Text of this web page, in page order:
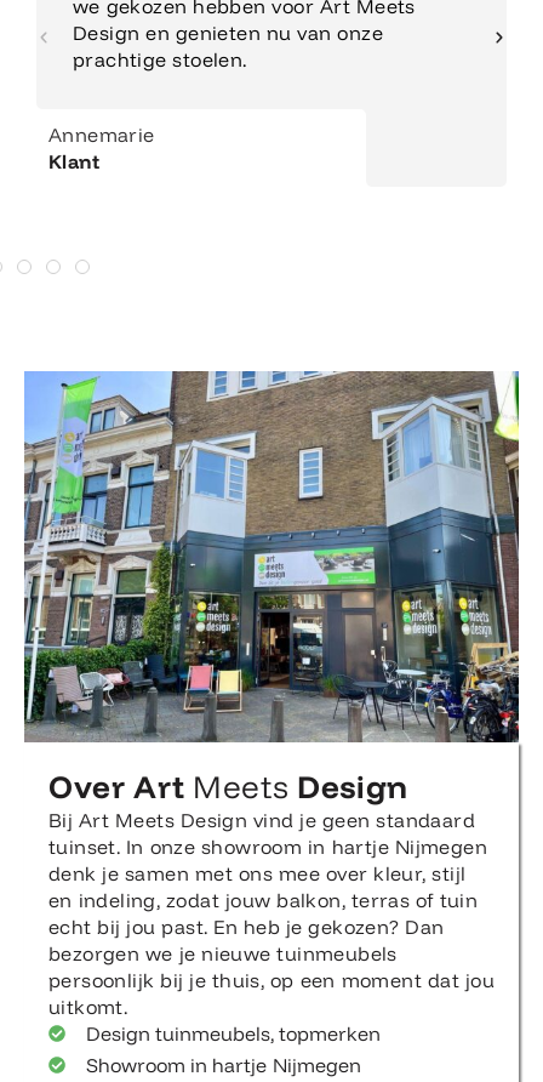
we gekozen hebben voor Art Meets
Design en genieten nu van onze
prachtige stoelen.
Annemarie
Klant
Over Art Meets Design
Bij Art Meets Design vind je geen standaard
tuinset. In onze showroom in hartje Nijmegen
denk je samen met ons mee over kleur, stijl
en indeling, zodat jouw balkon, terras of tuin
echt bij jou past. En heb je gekozen? Dan
bezorgen we je nieuwe tuinmeubels
persoonlijk bij je thuis, op een moment dat jou
uitkomt.
Design tuinmeubels, topmerken
Showroom in hartje Nijmegen